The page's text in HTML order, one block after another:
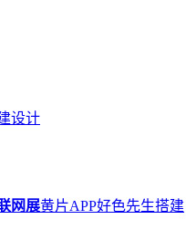
设计
网展黄片APP好色先生搭建